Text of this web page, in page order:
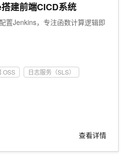
建前端CICD系统
置Jenkins，专注函数计算逻辑即
OSS
日志服务（SLS）
查看详情